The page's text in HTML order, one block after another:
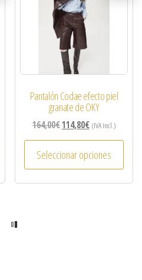
Pantalón Codae efecto piel
granate de OKY
164,00€114,80€ (IVA incl.)
Seleccionar opciones